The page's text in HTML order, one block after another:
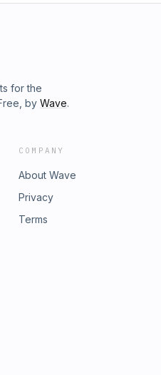
for the
by Wave.
COMPANY
About Wave
Privacy
Terms